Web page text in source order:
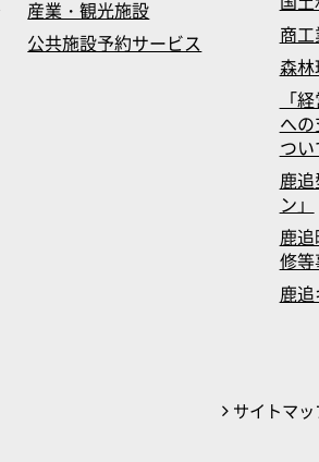
産業・観光施設
公共施設予約サービス
商
森
「
へ
つい
鹿
ン」
鹿
修
鹿
サイトマ